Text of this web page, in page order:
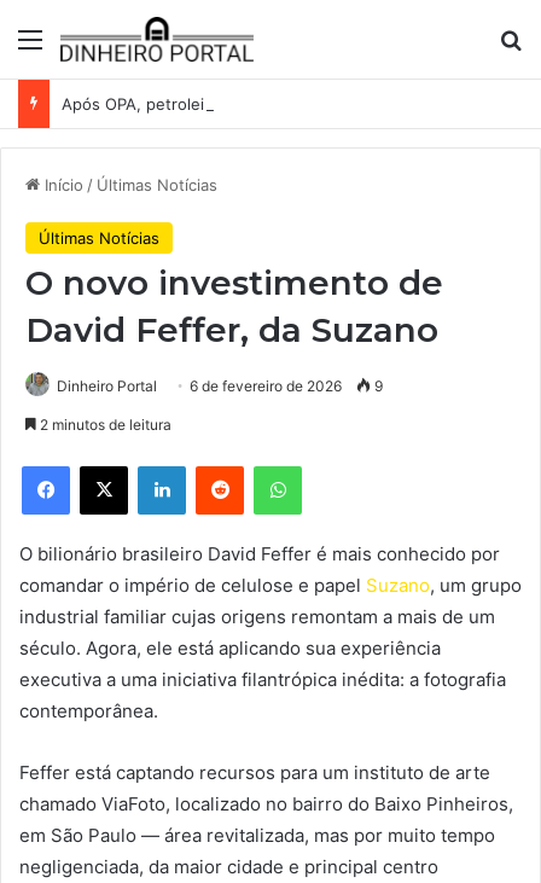
Menu
Início / Últimas Notícias
Últimas Notícias
O novo investimento de
David Feffer, da Suzano
Dinheiro Portal 6 de fevereiro de 2026 9
2 minutos de leitura
Facebook
X LinkedinReddit WhatsApp
O bilionário brasileiro David Feffer é mais conhecido por
comandar o império de celulose e papel Suzano, um grupo
industrial familiar cujas origens remontam a mais de um
século. Agora, ele está aplicando sua experiência
executiva a uma iniciativa filantrópica inédita: a fotografia
contemporânea.
Feffer está captando recursos para um instituto de arte
chamado ViaFoto, localizado no bairro do Baixo Pinheiros,
em São Paulo — área revitalizada, mas por muito tempo
negligenciada, da maior cidade e principal centro